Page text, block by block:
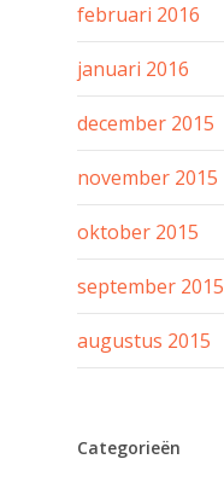
februari 2016
januari 2016
december 2015
november 2015
oktober 2015
september 2015
augustus 2015
Categorieën